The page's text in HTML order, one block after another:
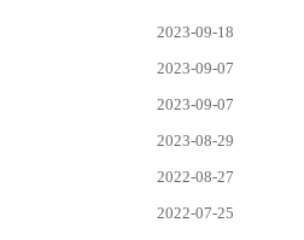
2023-09-18
2023-09-07
2023-09-07
2023-08-29
2022-08-27
2022-07-25